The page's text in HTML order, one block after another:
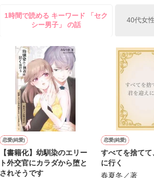
鷹哉『宜しくな、俺の雛子』🦅
雛子『俺の……ひぃ、雛子？！！！』🐥
シゴデキで冷徹な上司が見せる素顔は、な
※表紙も作中使用の画像も全てフリー素材で
※執筆期間2026.6.3〜7.20完結です。
※他サイトさんにて恋愛トレンド1位でした
1時間で読める キーワード 「セク
シー男子」 の話
40代女
恋愛(純愛)
【書籍化】幼馴染のエリー
ト外交官にカラダから堕と
されそうです
恋愛(純愛)
すべてを捨てて
に行く
春夏冬／著